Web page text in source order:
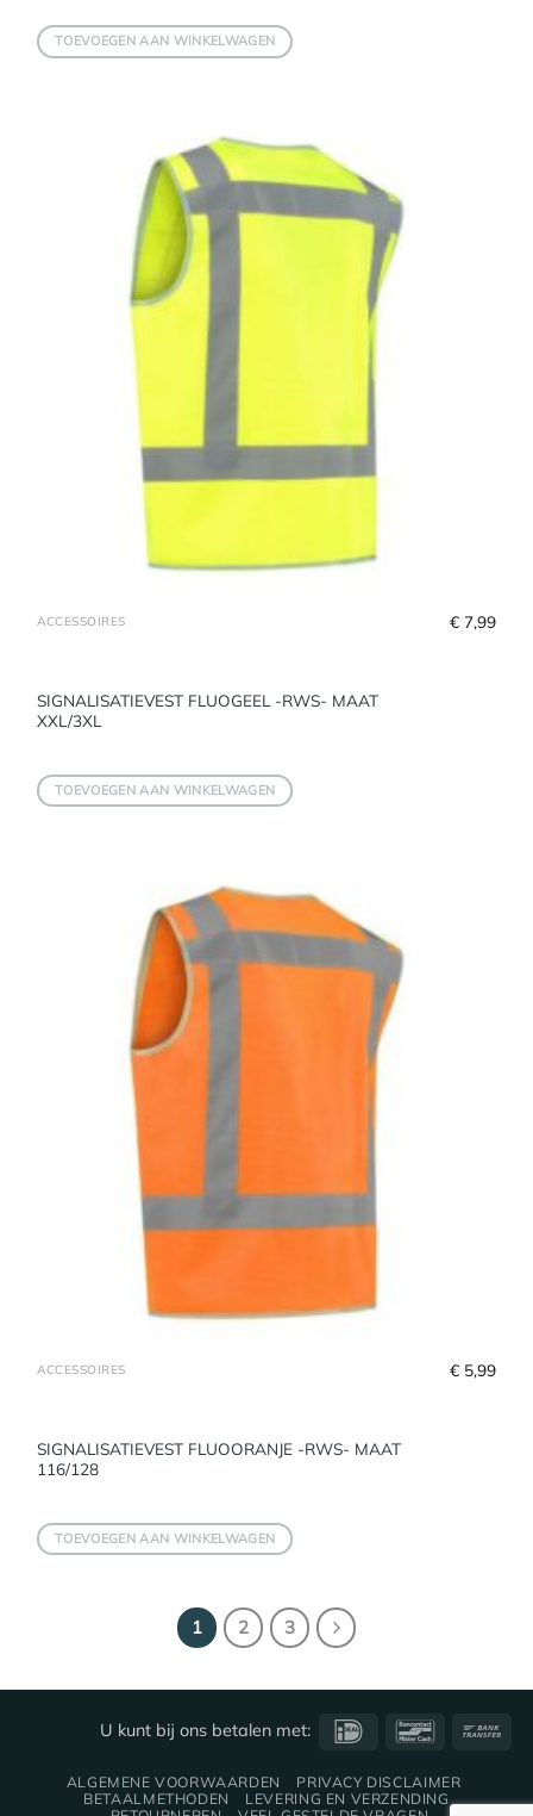
TOEVOEGEN AAN WINKELWAGEN
ACCESSOIRES
SIGNALISATIEVEST FLUOGEEL -RWS- MAAT
XXL/3XL
€ 7,99
TOEVOEGEN AAN WINKELWAGEN
ACCESSOIRES
SIGNALISATIEVEST FLUOORANJE -RWS- MAAT
116/128
€ 5,99
TOEVOEGEN AAN WINKELWAGEN
1 2 3
U kunt bij ons betalen met: IDeal Bancontact
ALGEMENE VOORWAARDEN
PRIVACY DISCLAIMER
BETAALMETHODEN
LEVERING EN VERZENDING